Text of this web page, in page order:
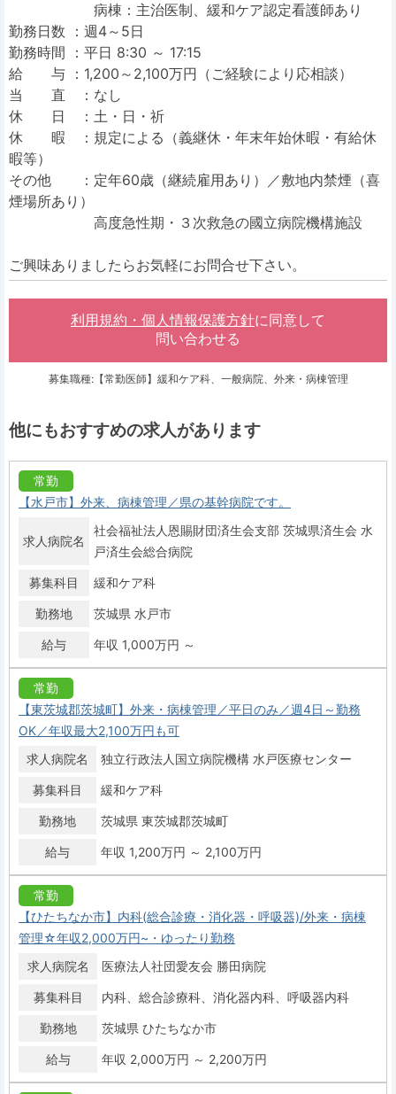
病棟：主治医制、緩和ケア認定看護師あり
勤務日数 ：週4～5日
勤務時間 ：平日 8:30 ～ 17:15
給 与 ：1,200～2,100万円（ご経験により応相談）
当 直 ：なし
休 日 ：土・日・祈
休 暇 ：規定による（義継休・年末年始休暇・有給休
暇等）
その他 ：定年60歳（継続雇用あり）／敷地内禁煙（喜
煙場所あり）
高度急性期・３次救急の國立病院機構施設
ご興味ありましたらお気軽にお問合せ下さい。
利用規約・個人情報保護方針に同意して
問い合わせる
募集職種:【常勤医師】緩和ケア科、一般病院、外来・病棟管理
他にもおすすめの求人があります
常勤
【水戸市】外来、病棟管理／県の基幹病院です。
求人病院名
社会福祉法人恩賜財団済生会支部 茨城県済生会 水
戸済生会総合病院
募集科目 緩和ケア科
勤務地 茨城県 水戸市
給与 年収 1,000万円 ～
常勤
【東茨城郡茨城町】外来・病棟管理／平日のみ／週4日～勤務
OK／年収最大2,100万円も可
求人病院名
独立行政法人国立病院機構 水戸医療センター
募集科目 緩和ケア科
勤務地 茨城県 東茨城郡茨城町
給与 年収 1,200万円 ～ 2,100万円
常勤
【ひたちなか市】内科(総合診療・消化器・呼吸器)/外来・病棟
管理☆年収2,000万円~・ゆったり勤務
求人病院名
医療法人社団愛友会 勝田病院
募集科目 内科 総合診療科 消化器内科 呼吸器内科
勤務地 茨城県 ひたちなか市
給与 年収 2,000万円 ～ 2,200万円